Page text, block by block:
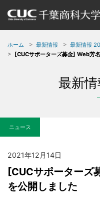
ホーム 最新情報
最新情報
[CUCサポーターズ募金] Web芳
最新情
ニュース
2021年12月14日
[CUCサポーターズ
を公開しました